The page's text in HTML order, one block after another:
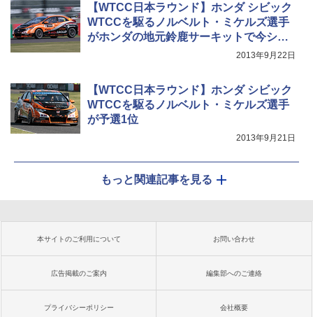
【WTCC日本ラウンド】ホンダ シビック
WTCCを駆るノルベルト・ミケルズ選手
がホンダの地元鈴鹿サーキットで今シー
2013年9月22日
【WTCC日本ラウンド】ホンダ シビック
WTCCを駆るノルベルト・ミケルズ選手
が予選1位
2013年9月21日
もっと関連記事を見る
本サイトのご利用について お問い合わせ
広告掲載のご案内 編集部へのご連絡
プライバシーポリシー 会社概要